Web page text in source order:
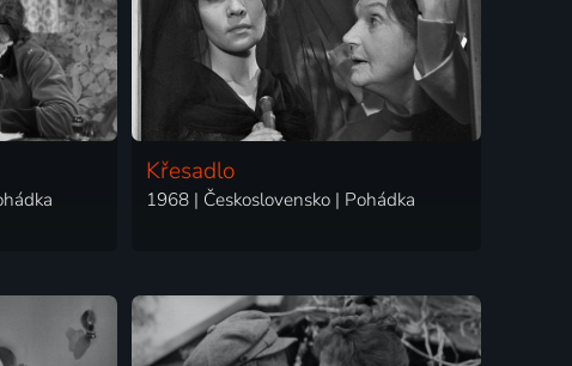
Křesadlo
1968 | Československo | Pohádka